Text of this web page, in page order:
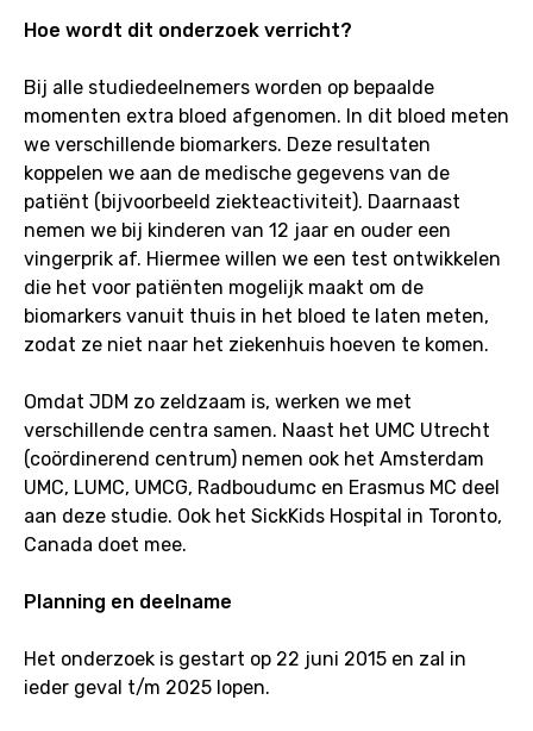
Hoe wordt dit onderzoek verricht?
Bij alle studiedeelnemers worden op bepaalde
momenten extra bloed afgenomen. In dit bloed meten
we verschillende biomarkers. Deze resultaten
koppelen we aan de medische gegevens van de
patiënt (bijvoorbeeld ziekteactiviteit). Daarnaast
nemen we bij kinderen van 12 jaar en ouder een
vingerprik af. Hiermee willen we een test ontwikkelen
die het voor patiënten mogelijk maakt om de
biomarkers vanuit thuis in het bloed te laten meten,
zodat ze niet naar het ziekenhuis hoeven te komen.
Omdat JDM zo zeldzaam is, werken we met
verschillende centra samen. Naast het UMC Utrecht
(coördinerend centrum) nemen ook het Amsterdam
UMC, LUMC, UMCG, Radboudumc en Erasmus MC deel
aan deze studie. Ook het SickKids Hospital in Toronto,
Canada doet mee.
Planning en deelname
Het onderzoek is gestart op 22 juni 2015 en zal in
ieder geval t/m 2025 lopen.